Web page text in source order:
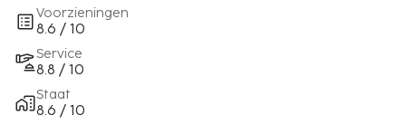
Voorzieningen
8.6 / 10
Service
8.8 / 10
Staat
8.6 / 10